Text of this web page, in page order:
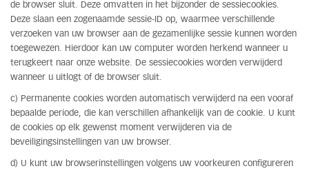
de browser sluit. Deze omvatten in het bijzonder de sessiecookies.
Deze slaan een zogenaamde sessie-ID op, waarmee verschillende
verzoeken van uw browser aan de gezamenlijke sessie kunnen worden
toegewezen. Hierdoor kan uw computer worden herkend wanneer u
terugkeert naar onze website. De sessiecookies worden verwijderd
wanneer u uitlogt of de browser sluit.
c) Permanente cookies worden automatisch verwijderd na een vooraf
bepaalde periode, die kan verschillen afhankelijk van de cookie. U kunt
de cookies op elk gewenst moment verwijderen via de
beveiligingsinstellingen van uw browser.
d) U kunt uw browserinstellingen volgens uw voorkeuren configureren